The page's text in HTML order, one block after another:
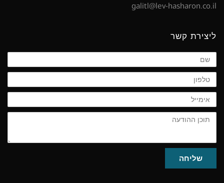
galitl@lev-hasharon.co.il
ליצירת קשר
שם
טלפון
אימייל
תוכן
ההודעה
שליחה